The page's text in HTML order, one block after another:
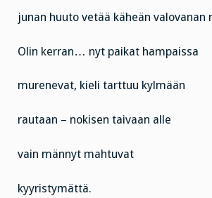
junan huuto vetää käheän valovanan
Olin kerran… nyt paikat hampaissa
murenevat, kieli tarttuu kylmään
rautaan – nokisen taivaan alle
vain männyt mahtuvat
kyyristymättä.